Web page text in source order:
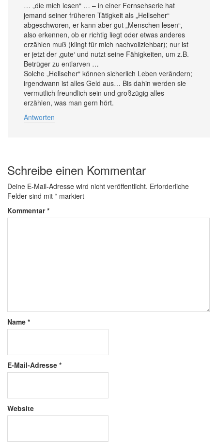
… „die mich lesen“ … – in einer Fernsehserie hat
jemand seiner früheren Tätigkeit als „Hellseher“
abgeschworen, er kann aber gut „Menschen lesen“,
also erkennen, ob er richtig liegt oder etwas anderes
erzählen muß (klingt für mich nachvollziehbar); nur ist
er jetzt der ‚gute‘ und nutzt seine Fähigkeiten, um z.B.
Betrüger zu entlarven …
Solche „Hellseher“ können sicherlich Leben verändern;
irgendwann ist alles Geld aus… Bis dahin werden sie
vermutlich freundlich sein und großzügig alles
erzählen, was man gern hört.
Antworten
Schreibe einen Kommentar
Deine E-Mail-Adresse wird nicht veröffentlicht. Erforderliche
Felder sind mit * markiert
Kommentar*
Name *
E-Mail-Adresse *
Website